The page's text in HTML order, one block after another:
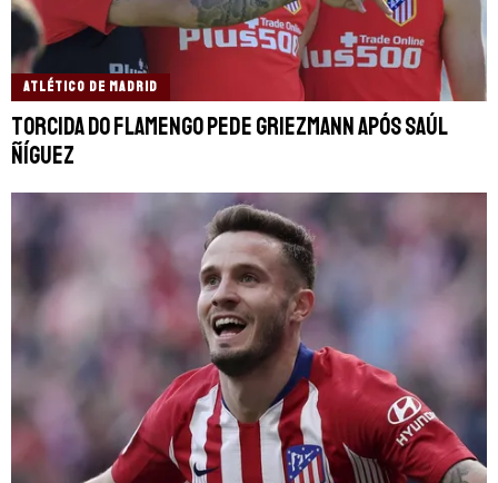
ATLÉTICO DE MADRID
Torcida do Flamengo pede Griezmann após Saúl
Ñíguez